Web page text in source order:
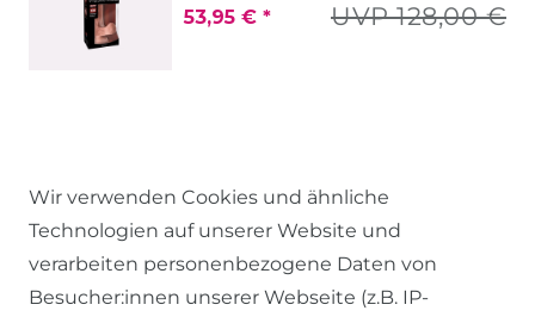
UVP 128,00 €
53,95 € *
Wir verwenden Cookies und ähnliche
Technologien auf unserer Website und
verarbeiten personenbezogene Daten von
Besucher:innen unserer Webseite (z.B. IP-